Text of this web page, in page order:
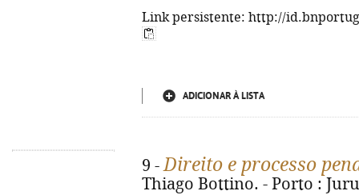
Link persistente: http://
ADICIONAR À LISTA
9 -Direito e processo
Thiago Bottino. - Porto :